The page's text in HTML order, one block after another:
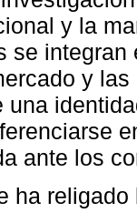
y la
se
y
una
ante los
ha